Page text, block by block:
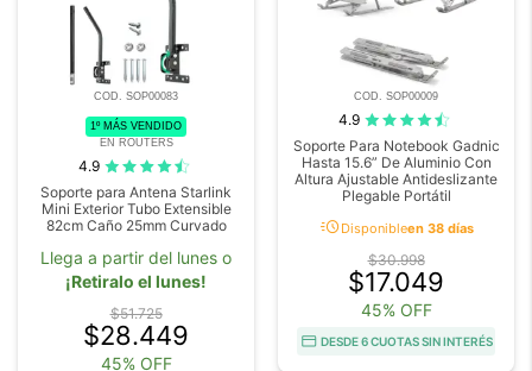
COD. SOP00083
1º MÁS VENDIDO
EN ROUTERS
4.9
Soporte para Antena Starlink
Mini Exterior Tubo Extensible
82cm Caño 25mm Curvado
Llega a partir del lunes o
¡Retiralo el lunes!
$51.725
$28.449
45% OFF
COD. SOP00009
4.9
Soporte Para Notebook Gadnic
Hasta 15.6” De Aluminio Con
Altura Ajustable Antideslizante
Plegable Portátil
acuteDisponibleen 38 días
$30.998
$17.049
45% OFF
DESDE 6 CUOTAS SIN INTERÉS